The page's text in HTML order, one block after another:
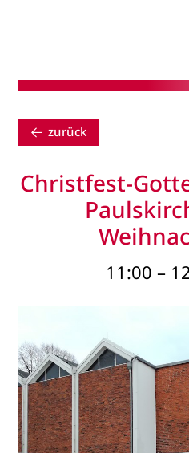
zurück
Christfest-
11:00 –